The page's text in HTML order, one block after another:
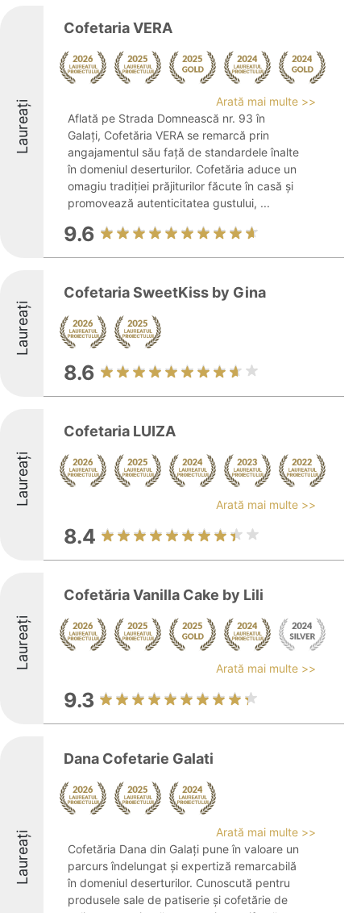
Laureați
Cofetaria VERA
Arată mai multe >>
Aflată pe Strada Domnească nr. 93 în
Galați, Cofetăria VERA se remarcă prin
angajamentul său față de standardele înalte
în domeniul deserturilor. Cofetăria aduce un
omagiu tradiției prăjiturilor făcute în casă și
promovează autenticitatea gustului, ...
9.6
Laureați
Cofetaria SweetKiss by Gina
8.6
Laureați
Cofetaria LUIZA
Arată mai multe >>
8.4
Laureați
Cofetăria Vanilla Cake by Lili
Arată mai multe >>
9.3
Laureați
Dana Cofetarie Galati
Arată mai multe >>
Cofetăria Dana din Galați pune în valoare un
parcurs îndelungat și expertiză remarcabilă
în domeniul deserturilor. Cunoscută pentru
produsele sale de patiserie și cofetărie de